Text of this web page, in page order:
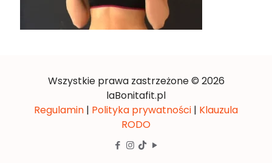
Wszystkie prawa zastrzeżone © 2026
laBonitafit.pl
Regulamin | Polityka prywatności | Klauzula
RODO